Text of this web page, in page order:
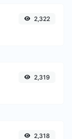
2,322
2,319
2,318